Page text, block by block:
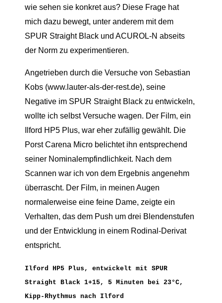
wie sehen sie konkret aus? Diese Frage hat
mich dazu bewegt, unter anderem mit dem
SPUR Straight Black und ACUROL-N abseits
der Norm zu experimentieren.
Angetrieben durch die Versuche von Sebastian
Kobs (www.lauter-als-der-rest.de), seine
Negative im SPUR Straight Black zu entwickeln,
wollte ich selbst Versuche wagen. Der Film, ein
Ilford HP5 Plus, war eher zufällig gewählt. Die
Porst Carena Micro belichtet ihn entsprechend
seiner Nominalempfindlichkeit. Nach dem
Scannen war ich von dem Ergebnis angenehm
überrascht. Der Film, in meinen Augen
normalerweise eine feine Dame, zeigte ein
Verhalten, das dem Push um drei Blendenstufen
und der Entwicklung in einem Rodinal-Derivat
entspricht.
Ilford HP5 Plus, entwickelt mit SPUR
Straight Black 1+15, 5 Minuten bei 23°C,
Kipp-Rhythmus nach Ilford